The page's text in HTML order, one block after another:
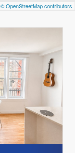
© OpenStreetMap contributors